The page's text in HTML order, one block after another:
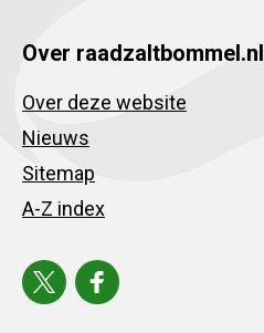
Over raadzaltbommel.nl
Over deze website
Nieuws
Sitemap
A-Z index